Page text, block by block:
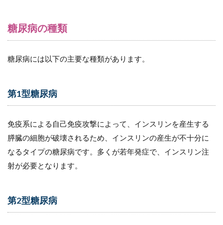
病
3
尿
治
療
方
3.1
（１）
生活習
慣の改
（２）
糖尿病の種類
糖尿病には以下の主要な種類があります。
第1型糖尿病
免疫系による自己免疫攻撃によって、インスリンを産生する
膵臓の細胞が破壊されるため、インスリンの産生が不十分に
なるタイプの糖尿病です。多くが若年発症で、インスリン注
射が必要となります。
第2型糖尿病